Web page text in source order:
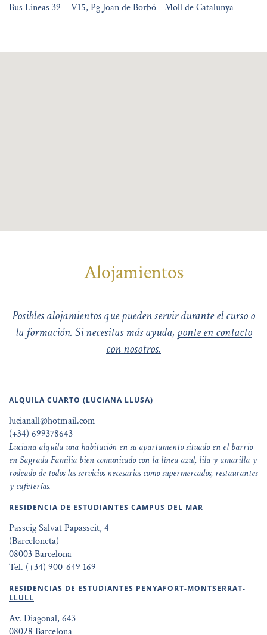
Bus Lineas 39 + V15, Pg Joan de Borbó - Moll de Catalunya
Alojamientos
Posibles alojamientos que pueden servir durante el curso o
la formación. Si necesitas más ayuda, ponte en contacto
con nosotros.
ALQUILA CUARTO (LUCIANA LLUSA)
lucianall@hotmail.com
(+34) 699378643
Luciana alquila una habitación en su apartamento situado en el barrio
en Sagrada Familia bien comunicado con la línea azul, lila y amarilla y
rodeado de todos los servicios necesarios como supermercados, restaurantes
y cafeterías.
RESIDENCIA DE ESTUDIANTES CAMPUS DEL MAR
Passeig Salvat Papasseit, 4
(Barceloneta)
08003 Barcelona
Tel. (+34) 900-649 169
RESIDENCIAS DE ESTUDIANTES PENYAFORT-MONTSERRAT-
LLULL
Av. Diagonal, 643
08028 Barcelona